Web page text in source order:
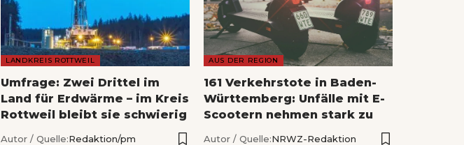
LANDKREIS ROTTWEIL
Umfrage: Zwei Drittel im
Land für Erdwärme – im Kreis
Rottweil bleibt sie schwierig
Autor / Quelle:Redaktion/pm
AUS DER REGION
161 Verkehrstote in Baden-
Württemberg: Unfälle mit E-
Scootern nehmen stark zu
Autor / Quelle:NRWZ-Redaktion